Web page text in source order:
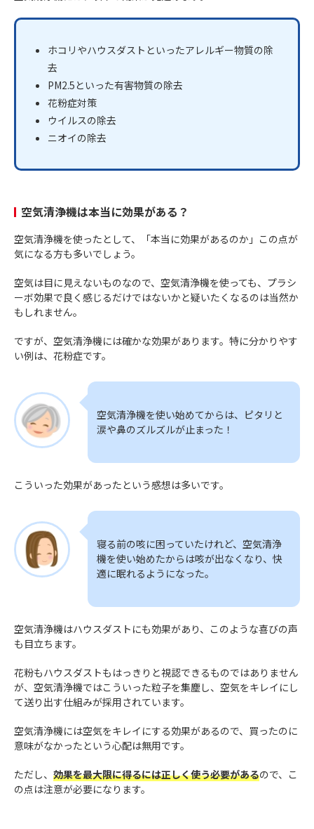
ホコリやハウスダストといったアレルギー物質の除
去
PM2.5といった有害物質の除去
花粉症対策
ウイルスの除去
ニオイの除去
空気清浄機は本当に効果がある？
空気清浄機を使ったとして、「本当に効果があるのか」この点が
気になる方も多いでしょう。
空気は目に見えないものなので、空気清浄機を使っても、プラシ
ーボ効果で良く感じるだけではないかと疑いたくなるのは当然か
もしれません。
ですが、空気清浄機には確かな効果があります。特に分かりやす
い例は、花粉症です。
空気清浄機を使い始めてからは、ピタリと
涙や鼻のズルズルが止まった！
こういった効果があったという感想は多いです。
寝る前の咳に困っていたけれど、空気清浄
機を使い始めたからは咳が出なくなり、快
適に眠れるようになった。
空気清浄機はハウスダストにも効果があり、このような喜びの声
も目立ちます。
花粉もハウスダストもはっきりと視認できるものではありません
が、空気清浄機ではこういった粒子を集塵し、空気をキレイにし
て送り出す仕組みが採用されています。
空気清浄機には空気をキレイにする効果があるので、買ったのに
意味がなかったという心配は無用です。
ただし、 効果を最大限に得るには正しく使う必要があるので、こ
の点は注意が必要になります。